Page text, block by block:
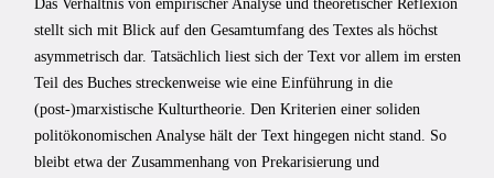
Das Verhältnis von empirischer Analyse und theoretischer Reflexion
stellt sich mit Blick auf den Gesamtumfang des Textes als höchst
asymmetrisch dar. Tatsächlich liest sich der Text vor allem im ersten
Teil des Buches streckenweise wie eine Einführung in die
(post-)marxistische Kulturtheorie. Den Kriterien einer soliden
politökonomischen Analyse hält der Text hingegen nicht stand. So
bleibt etwa der Zusammenhang von Prekarisierung und